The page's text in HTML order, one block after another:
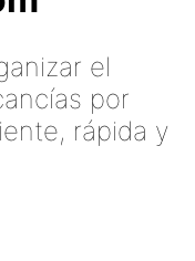
el
por
rápida y